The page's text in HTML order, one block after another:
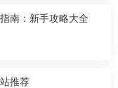
南：新手攻略大全
推荐